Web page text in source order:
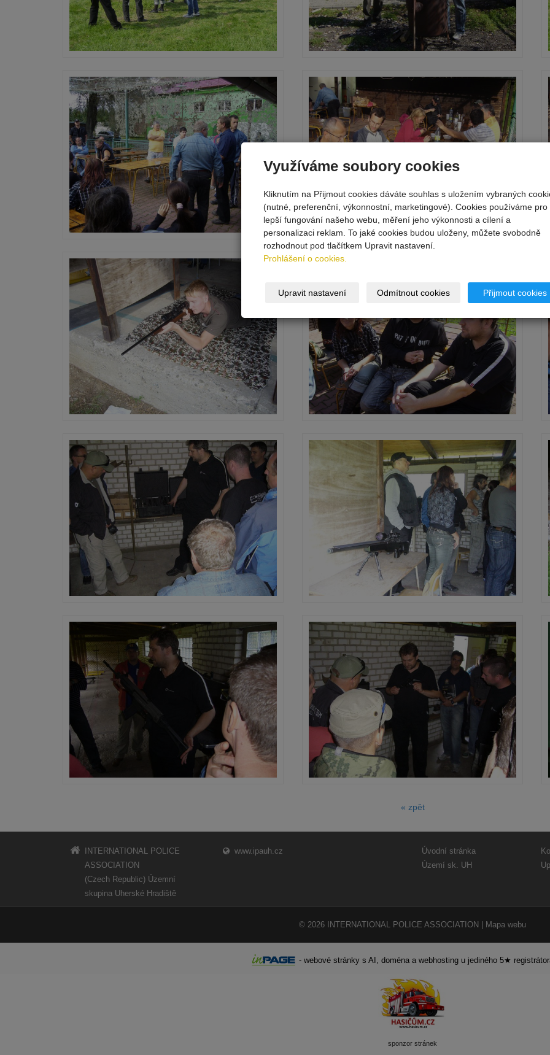
« zpět
INTERNATIONAL POLICE
ASSOCIATION
(Czech Republic) Územní
skupina Uherské Hradiště
www.ipauh.cz
Úvodní stránka
Území sk. UH
© 2026 INTERNATIONAL POLICE ASSOCIATION Mapa webu
- webové stránky s AI, doména a webhosting u jediného 5★
sponzor stránek
Využíváme soubory cookies
Kliknutím na Přijmout cookies dáváte souhlas s uložením vybraných
(nutné, preferenční, výkonnostní, marketingové). Cookies používáme pro
lepší fungování našeho webu, měření jeho výkonnosti a cílení a
personalizaci reklam. To jaké cookies budou uloženy, můžete svobodně
rozhodnout pod tlačítkem Upravit nastavení.
Prohlášení o cookies.
Upravit nastavení Odmítnout cookies Přijmout cookies